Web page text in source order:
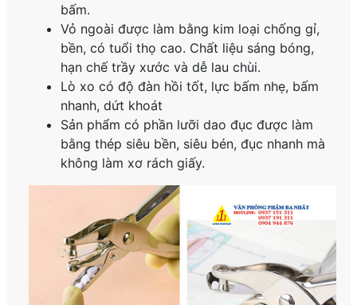
bấm.
Vỏ ngoài được làm bằng kim loại chống gỉ,
bền, có tuổi thọ cao. Chất liệu sáng bóng,
hạn chế trầy xước và dễ lau chùi.
️Lò xo có độ đàn hồi tốt, lực bấm nhẹ, bấm
nhanh, dứt khoát
️Sản phẩm có phần lưỡi dao đục được làm
bằng thép siêu bền, siêu bén, đục nhanh mà
không làm xơ rách giấy.